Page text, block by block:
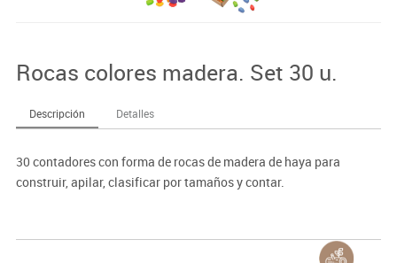
Rocas colores madera. Set 30 u.
Descripción Detalles
30 contadores con forma de rocas de madera de haya para
construir, apilar, clasificar por tamaños y contar.